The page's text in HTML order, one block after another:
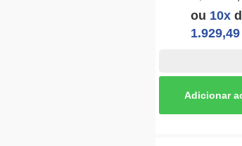
1.929,49